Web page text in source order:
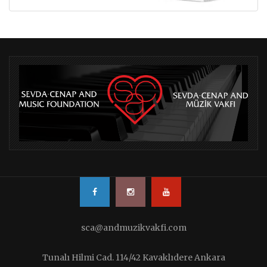
sca@andmuzikvakfi.com
Tunalı Hilmi Cad. 114/42 Kavaklıdere Ankara